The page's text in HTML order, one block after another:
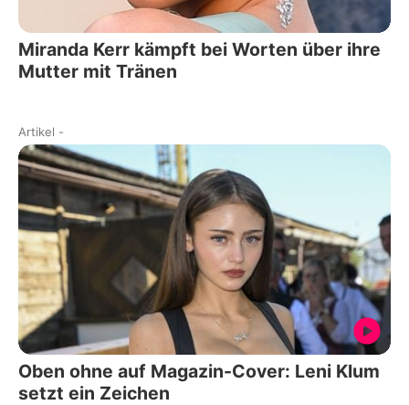
Miranda Kerr kämpft bei Worten über ihre
Mutter mit Tränen
Artikel -
Oben ohne auf Magazin-Cover: Leni Klum
setzt ein Zeichen